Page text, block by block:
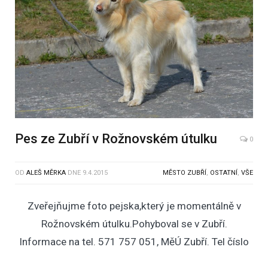
Pes ze Zubří v Rožnovském útulku 0
OD ALEŠ MĚRKA DNE 9.4.2015 MĚSTO ZUBŘÍ , OSTATNÍ , VŠE
Zveřejňujme foto pejska,který je momentálně v
Rožnovském útulku.Pohyboval se v Zubří.
Informace na tel. 571 757 051, MěÚ Zubří. Tel číslo